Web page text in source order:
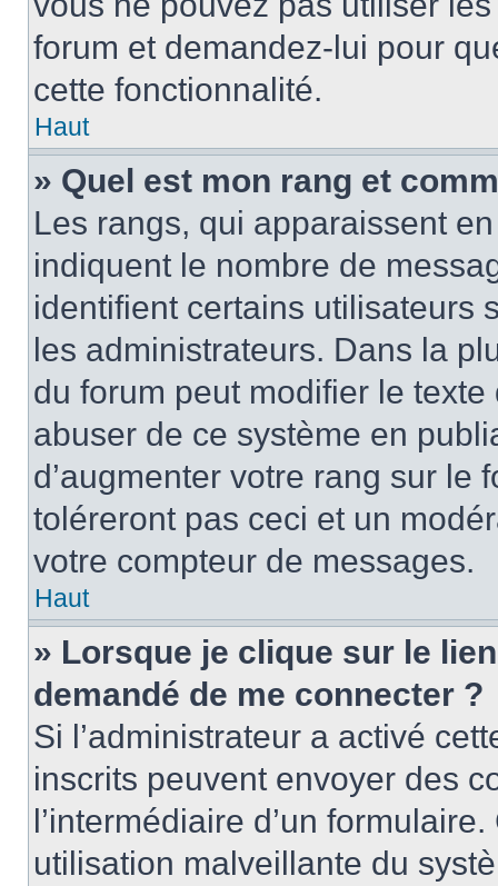
forum et demandez-lui pour
cette fonctionnalité.
Haut
» Quel est mon rang et
Les rangs, qui apparaissent
indiquent le nombre de
identifient certains utilisateurs
les administrateurs. Dans la
du forum peut modifier le
abuser de ce système en
d’augmenter votre rang sur le
toléreront pas ceci et un
votre compteur de messages.
Haut
» Lorsque je clique sur le
demandé de me connecter ?
Si l’administrateur a activé
inscrits peuvent envoyer des
l’intermédiaire d’un
utilisation malveillante du